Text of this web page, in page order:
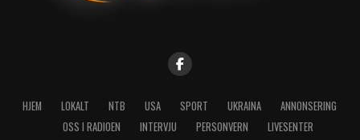
HJEM LOKALT NTB USA SPORT UKRAINA
ANNONSERING
OSS I RADIOEN
INTERVJU PERSONVERN LIVESENTER